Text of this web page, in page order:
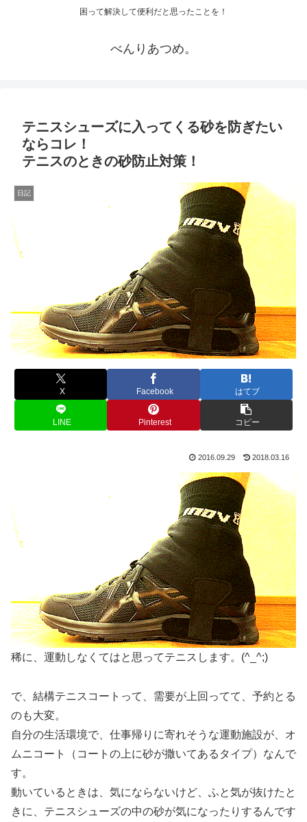
困って解決して便利だと思ったことを！
べんりあつめ。
テニスシューズに入ってくる砂を防ぎたい
ならコレ！
テニスのときの砂防止対策！
日記
X Facebook はてブ
LINE Pinterest コピー
2016.09.29 2018.03.16
稀に、運動しなくてはと思ってテニスします。(^_^;)
で、結構テニスコートって、需要が上回ってて、予約とる
のも大変。
自分の生活環境で、仕事帰りに寄れそうな運動施設が、オ
ムニコート（コートの上に砂が撒いてあるタイプ）なんで
す。
動いているときは、気にならないけど、ふと気が抜けたと
きに、テニスシューズの中の砂が気になったりするんです